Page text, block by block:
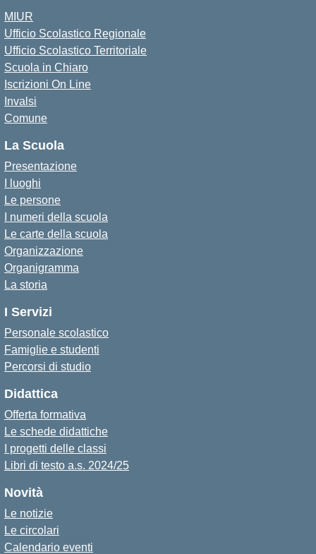
MIUR
Ufficio Scolastico Regionale
Ufficio Scolastico Territoriale
Scuola in Chiaro
Iscrizioni On Line
Invalsi
Comune
La Scuola
Presentazione
I luoghi
Le persone
I numeri della scuola
Le carte della scuola
Organizzazione
Organigramma
La storia
I Servizi
Personale scolastico
Famiglie e studenti
Percorsi di studio
Didattica
Offerta formativa
Le schede didattiche
I progetti delle classi
Libri di testo a.s. 2024/25
Novità
Le notizie
Le circolari
Calendario eventi